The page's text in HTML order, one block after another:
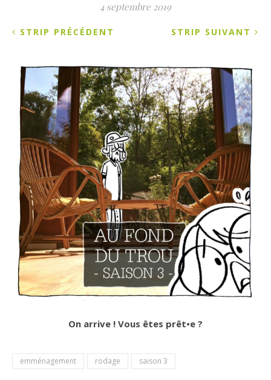
4 septembre 2019
STRIP SUIVANT
STRIP PRÉCÉDENT
On arrive ! Vous êtes prêt•e ?
emménagement rodage saison 3